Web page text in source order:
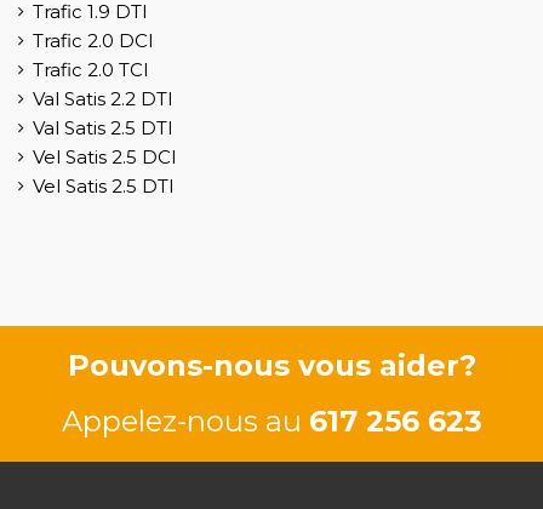
Trafic 1.9 DTI
Trafic 2.0 DCI
Trafic 2.0 TCI
Val Satis 2.2 DTI
Val Satis 2.5 DTI
Vel Satis 2.5 DCI
Vel Satis 2.5 DTI
Pouvons-nous vous aider?
Appelez-nous au 617 256 623